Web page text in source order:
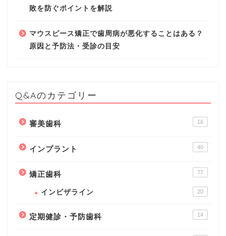
敗を防ぐポイントを解説
マウスピース矯正で歯周病が悪化することはある？
原因と予防法・受診の目安
Q&Aのカテゴリー
審美歯科 16
インプラント 40
矯正歯科 77
インビザライン 20
定期健診・予防歯科 14